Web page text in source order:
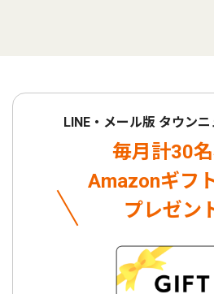
LINE・メール版 タウン
毎月計30
Amazonギフ
プレゼン